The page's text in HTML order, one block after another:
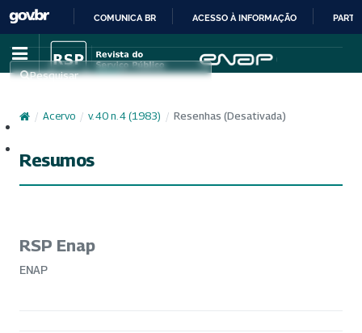
IR
PARA
CONTEÚDO
COMUNICA BR ACESSO À INFORMAÇÃO
Pesquisar
/ Acervo / v. 40 n. 4 (1983) / Resenhas (Desativada)
Resumos
RSP Enap
ENAP